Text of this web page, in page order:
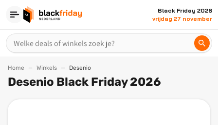
Black Friday 2026
vrijdag 27 november
Home Winkels Desenio
Desenio Black Friday 2026